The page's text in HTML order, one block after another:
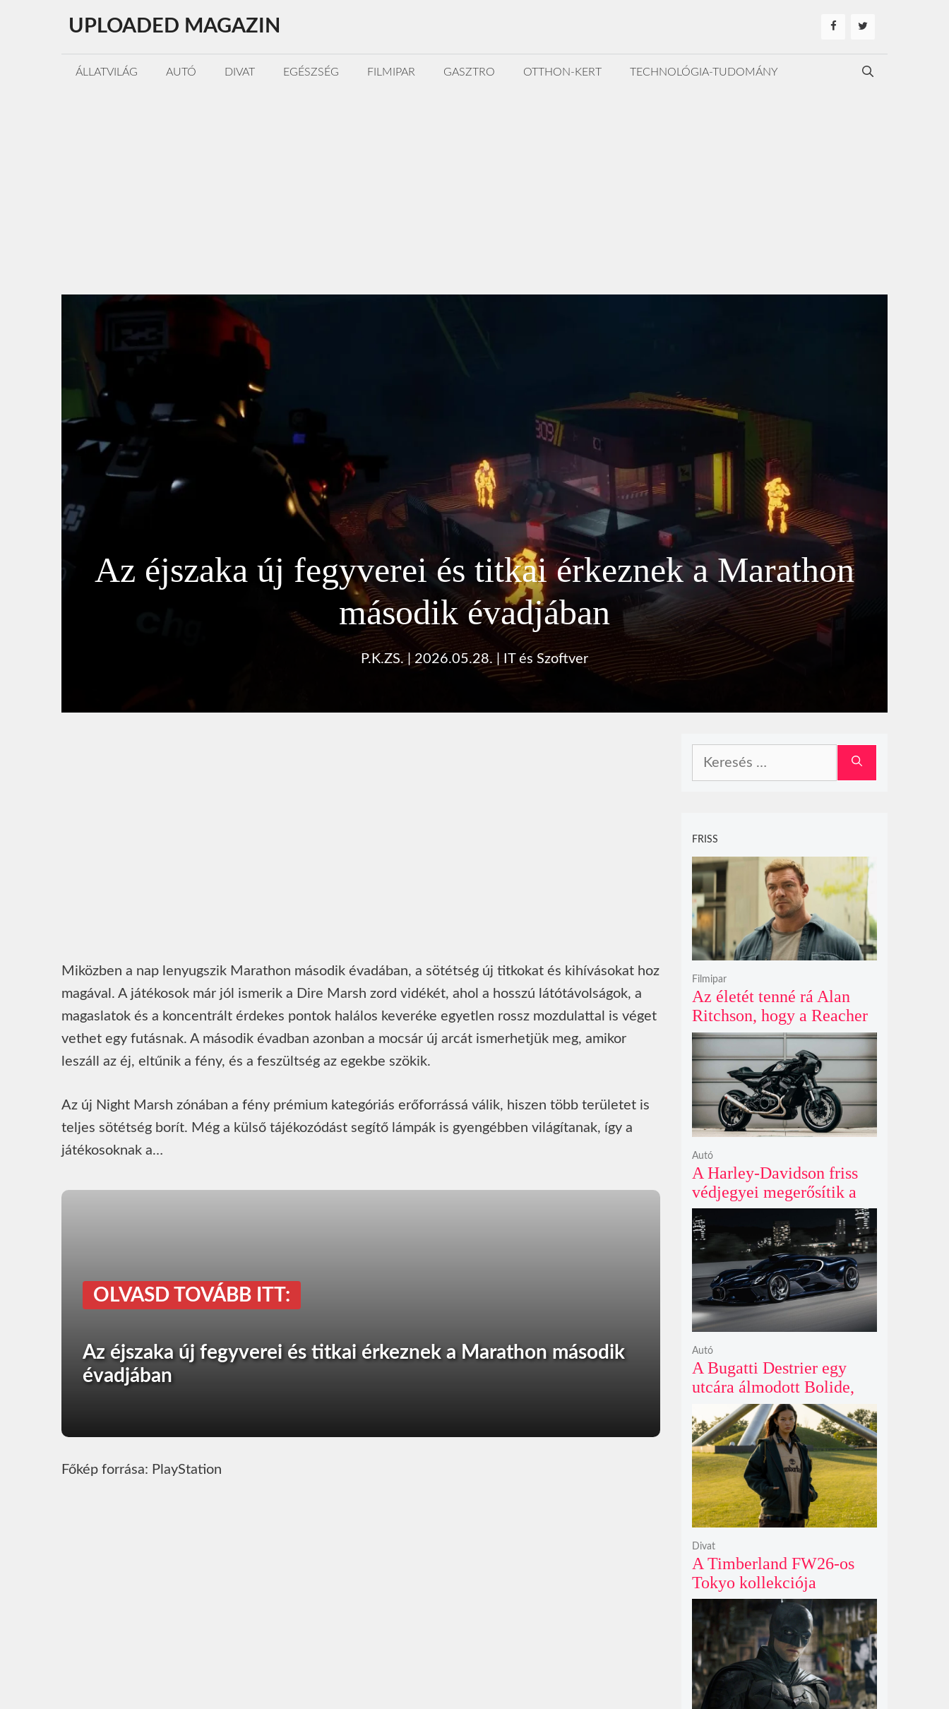
tartalomba
UPLOADED MAGAZIN
ÁLLATVILÁG AUTÓ DIVAT EGÉSZSÉG FILMIPAR GASZTRO OTTHON-KERT TECHNOLÓGIA-TUDOMÁNY
Az éjszaka új fegyverei és titkai érkeznek a Marathon
második évadjában
P.K.ZS.|2026.05.28. IT és Szoftver
Miközben a nap lenyugszik Marathon második évadában, a sötétség új titkokat és kihívásokat hoz
magával. A játékosok már jól ismerik a Dire Marsh zord vidékét, ahol a hosszú látótávolságok, a
magaslatok és a koncentrált érdekes pontok halálos keveréke egyetlen rossz mozdulattal is véget
vethet egy futásnak. A második évadban azonban a mocsár új arcát ismerhetjük meg, amikor
leszáll az éj, eltűnik a fény, és a feszültség az egekbe szökik.
Az új Night Marsh zónában a fény prémium kategóriás erőforrássá válik, hiszen több területet is
teljes sötétség borít. Még a külső tájékozódást segítő lámpák is gyengébben világítanak, így a
játékosoknak a…
OLVASD TOVÁBB ITT:
Az éjszaka új fegyverei és titkai érkeznek a Marathon második
évadjában
Főkép forrása: PlayStation
FRISS
Az életét tenné rá Alan
Ritchson, hogy a Reacher
negyedik évada mindent
felülmúl
Filmipar
A Harley-Davidson friss
védjegyei megerősítik a
lenyűgöző café racer és
flat tracker szériagyártását
Autó
A Bugatti Destrier egy
utcára álmodott Bolide,
ami a pályaautók
brutalitását öltözteti
egyedi karosszériába
Autó
A Timberland FW26-os
Tokyo kollekciója
flanellel, kordbársonnyal
és bőrrel gondolja újra az
időtlen örökséget
Divat